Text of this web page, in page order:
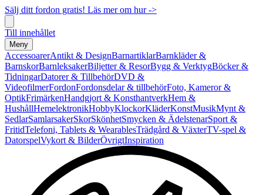
Sälj ditt fordon gratis! Läs mer om hur ->
Till innehållet
Meny
AccessoarerAntikt & DesignBarnartiklarBarnkläder &
BarnskorBarnleksakerBiljetter & ResorBygg & VerktygBöcker &
TidningarDatorer & TillbehörDVD &
VideofilmerFordonFordonsdelar & tillbehörFoto, Kameror &
OptikFrimärkenHandgjort & KonsthantverkHem &
HushållHemelektronikHobbyKlockorKläderKonstMusikMynt &
SedlarSamlarsakerSkorSkönhetSmycken & ÄdelstenarSport &
FritidTelefoni, Tablets & WearablesTrädgård & VäxterTV-spel &
DatorspelVykort & BilderÖvrigtInspiration